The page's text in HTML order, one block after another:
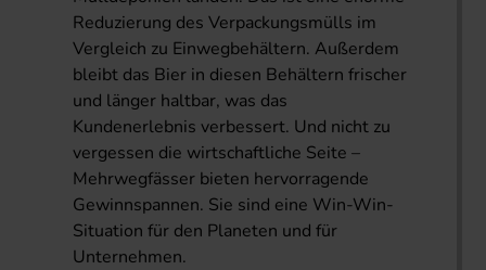
Reduzierung des Verpackungsmülls im
Vergleich zu Einwegbehältern. Außerdem
bleibt das Bier in diesen Behältern frischer
und länger haltbar, was das
Kundenerlebnis verbessert. Und nicht zu
vergessen die wirtschaftliche Seite –
Mehrwegfässer bieten hervorragende
Gewinnspannen. Sie sind eine Win-Win-
Situation für den Planeten und für
Unternehmen.